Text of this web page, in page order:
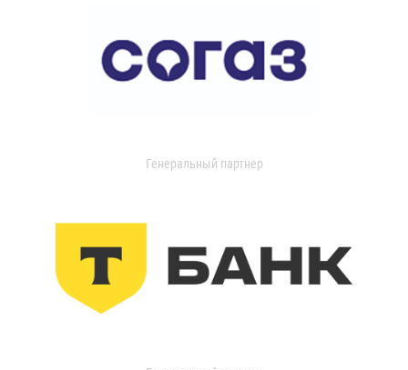
Генеральный партнер